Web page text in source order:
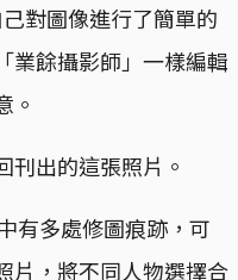
己對圖像進行了簡單的
業餘攝影師」一樣編輯
。
刊出的這張照片。
有多處修圖痕跡，可
片，將不同人物選擇合